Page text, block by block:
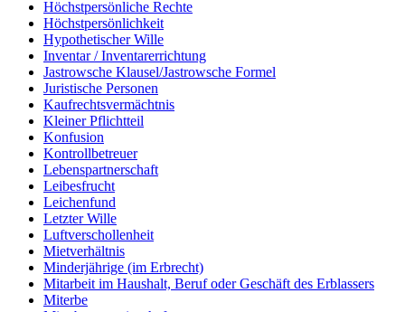
Höchstpersönliche Rechte
Höchstpersönlichkeit
Hypothetischer Wille
Inventar / Inventarerrichtung
Jastrowsche Klausel/Jastrowsche Formel
Juristische Personen
Kaufrechtsvermächtnis
Kleiner Pflichtteil
Konfusion
Kontrollbetreuer
Lebenspartnerschaft
Leibesfrucht
Leichenfund
Letzter Wille
Luftverschollenheit
Mietverhältnis
Minderjährige (im Erbrecht)
Mitarbeit im Haushalt, Beruf oder Geschäft des Erblassers
Miterbe